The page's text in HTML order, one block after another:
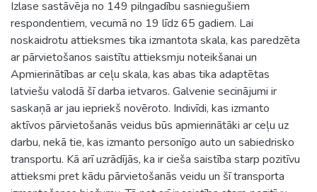
Izlase sastāvēja no 149 pilngadību sasniegušiem
respondentiem, vecumā no 19 līdz 65 gadiem. Lai
noskaidrotu attieksmes tika izmantota skala, kas paredzēta
ar pārvietošanos saistītu attieksmju noteikšanai un
Apmierinātības ar ceļu skala, kas abas tika adaptētas
latviešu valodā šī darba ietvaros. Galvenie secinājumi ir
saskaņā ar jau iepriekš novēroto. Indivīdi, kas izmanto
aktīvos pārvietošanās veidus būs apmierinātāki ar ceļu uz
darbu, nekā tie, kas izmanto personīgo auto un sabiedrisko
transportu. Kā arī uzrādījās, ka ir cieša saistība starp pozitīvu
attieksmi pret kādu pārvietošanās veidu un šī transporta